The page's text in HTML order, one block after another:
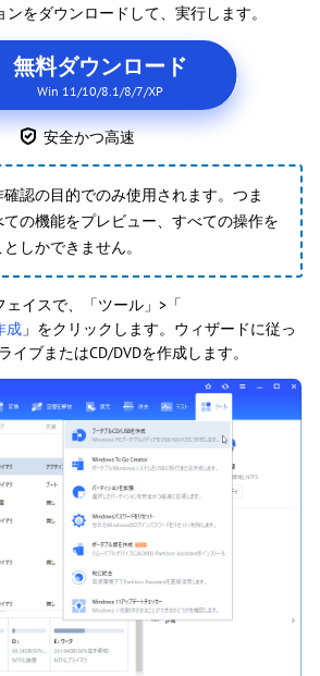
をダウンロードして、実行します。
無料ダウンロード
Win 11/10/8.1/8/7/XP
安全かつ高速
認の目的でのみ使用されます。つま
の機能をプレビュー、すべての操作を
しかできません。
イスで、「ツール」>「
成 」をクリックします。ウィザードに従っ
イブまたはCD/DVDを作成します。